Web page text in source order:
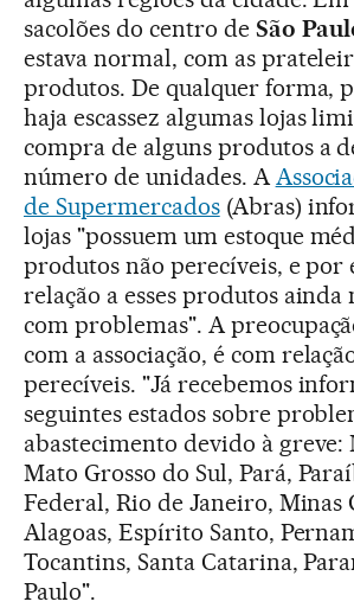
sacolões do centro de São
estava normal, com as
produtos. De qualquer forma,
haja escassez algumas lojas
compra de alguns produtos a
número de unidades. A
de Supermercados(Abras)
lojas "possuem um estoque
produtos não perecíveis, e por
relação a esses produtos ainda
com problemas". A
com a associação, é com
perecíveis. "Já recebemos
seguintes estados sobre
abastecimento devido à greve:
Mato Grosso do Sul, Pará,
Federal, Rio de Janeiro, Minas
Alagoas, Espírito Santo,
Tocantins, Santa Catarina,
Paulo".